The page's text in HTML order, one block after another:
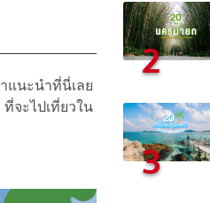
แนะนำที่นี่เลย
จะไปเที่ยวใน
2
3